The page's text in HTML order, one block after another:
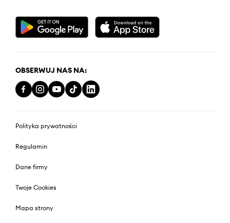
OBSERWUJ NAS NA:
Polityka prywatności
Regulamin
Dane firmy
Twoje Cookies
Mapa strony